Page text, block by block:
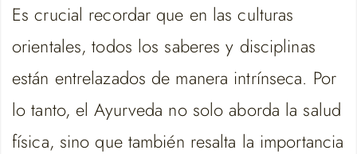
Es crucial recordar que en las culturas
orientales, todos los saberes y disciplinas
están entrelazados de manera intrínseca. Por
lo tanto, el Ayurveda no solo aborda la salud
física, sino que también resalta la importancia